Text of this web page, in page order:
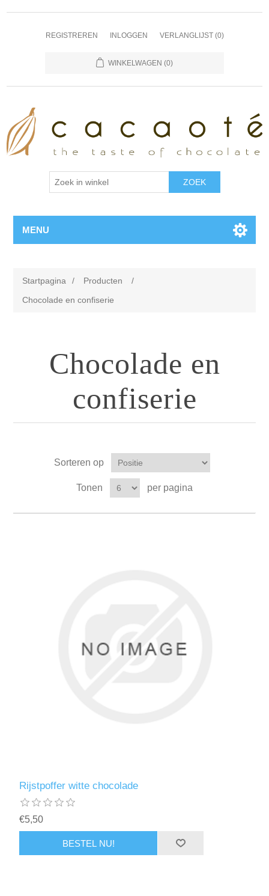
REGISTREREN INLOGGEN VERLANGLIJST (0)
WINKELWAGEN (0)
MENU
Startpagina / Producten
/
Chocolade en confiserie
Chocolade en
confiserie
Sorteren op
Tonen per pagina
Rijstpoffer witte chocolade
€5,50